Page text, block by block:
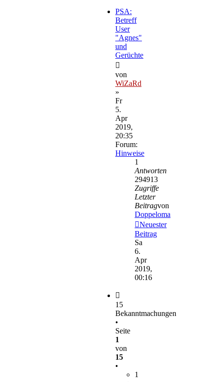
PSA:
Betreff
User
"Agnes"
und
Gerüchte
von
WiZaRd
»
Fr
5.
Apr
2019,
20:35
Forum:
Hinweise
1
Antworten
294913
Zugriffe
Letzter
Beitragvon
Doppeloma
Neuester
Beitrag
Sa
6.
Apr
2019,
00:16
15
Bekanntmachungen
•
Seite
1
von
15
•
1